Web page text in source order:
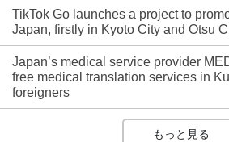
TikTok Go launches a project to
Japan, firstly in Kyoto City and Otsu
Japan’s medical service provider
free medical translation services in
foreigners
もっと見る